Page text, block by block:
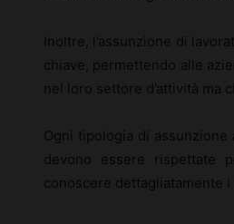
Inoltre, l’assunzione di
chiave, permettendo alle
nel loro settore d’attività
Ogni tipologia di
devono essere rispettate
conoscere dettagliatamente